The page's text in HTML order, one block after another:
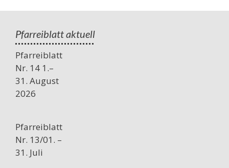
Pfarreiblatt aktuell
Pfarreiblatt
Nr. 14 1.–
31. August
2026
Pfarreiblatt
Nr. 13/01. –
31. Juli